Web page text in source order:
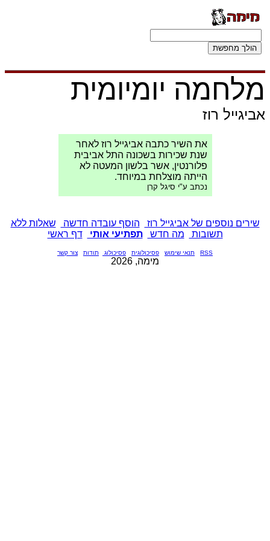
מלחמה יומיומית
אביגייל רוז
את השיר כתבה אביגייל רוז לאחר
שנת שכירות בשכונה התל אביבית
פלורנטין, אשר בלשון המעטה לא
הייתה מוצלחת במיוחד.
נכתב ע"י סיגל קרן
שירים נוספים של אביגייל רוז הוסף עובדה חדשה
שאלות ללא
תשובות
מה חדש תפתיעי אותי דף ראשי
RSS תנאי שימוש פסיכולוגית פסיכולוג תודות צור קשר
מימה, 2026